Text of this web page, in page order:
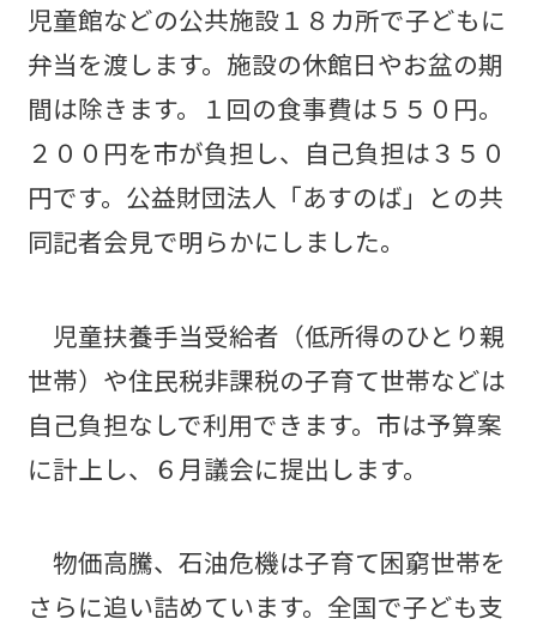
児童館などの公共施設１８カ所で子どもに
弁当を渡します。施設の休館日やお盆の期
間は除きます。１回の食事費は５５０円。
２００円を市が負担し、自己負担は３５０
円です。公益財団法人「あすのば」との共
同記者会見で明らかにしました。
児童扶養手当受給者（低所得のひとり親
世帯）や住民税非課税の子育て世帯などは
自己負担なしで利用できます。市は予算案
に計上し、６月議会に提出します。
物価高騰、石油危機は子育て困窮世帯を
さらに追い詰めています。全国で子ども支